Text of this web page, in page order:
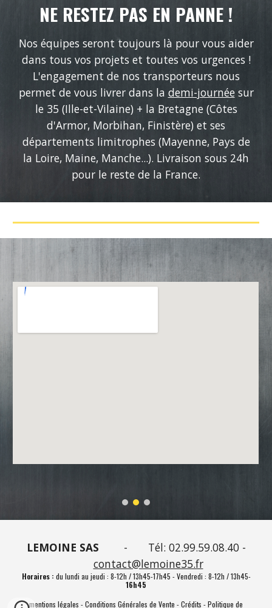
NE RESTEZ PAS EN PANNE !
Nos équipes seront toujours là pour vous aider
dans tous vos projets et toutes vos urgences !
L'engagement de nos transporteurs nous
permet de vous livrer dans la demi-journéesur
le 35 (Ille-et-Vilaine) + la Bretagne (Côtes
d'Armor, Morbihan, Finistère) et ses
départements limitrophes (Mayenne, Pays de
la Loire, Maine, Manche...). Livraison sous 24h
pour le reste de la France.
LEMOINE SAS -
Tél: 02.99.59.08.40 -
contact@lemoine35.fr
Horaires : du lundi au jeudi : 8-12h / 13h45-17h45 - Vendredi : 8-12h / 13h45-
16h45
mentions légales -Conditions Générales de Vente -Crédits -Politique de